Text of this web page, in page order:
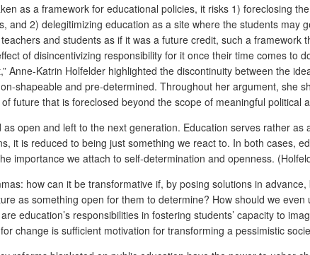
as a framework for educational policies, it risks 1) foreclosing
and 2) delegitimizing education as a site where the students
and students as if it was a future credit, such a
of disincentivizing responsibility for it once their time comes to
Anne-Katrin Holfelder highlighted the discontinuity between the
shapeable and pre-determined. Throughout her argument, she
future that is foreclosed beyond the scope of meaningful political
open and left to the next generation. Education serves rather
it is reduced to being just something we react to. In both cases,
importance we attach to self-determination and openness.
how can it be transformative if, by posing solutions in
as something open for them to determine? How should we
education’s responsibilities in fostering students’ capacity to
change is sufficient motivation for transforming a pessimistic